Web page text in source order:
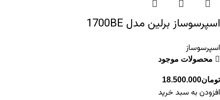
اسپرسوساز برلین مدل 1700BE
اسپرسوساز
محصولات موجود
تومان18.500.000
افزودن به سبد خرید